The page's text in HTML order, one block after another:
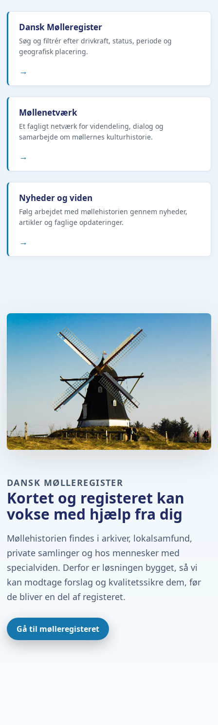
Dansk Mølleregister
Søg og filtrér efter drivkraft, status, periode og
geografisk placering.
→
Møllenetværk
Et fagligt netværk for videndeling, dialog og
samarbejde om møllernes kulturhistorie.
→
Nyheder og viden
Følg arbejdet med møllehistorien gennem nyheder,
artikler og faglige opdateringer.
→
DANSK MØLLEREGISTER
Kortet og registeret kan
vokse med hjælp fra dig
Møllehistorien findes i arkiver, lokalsamfund,
private samlinger og hos mennesker med
specialviden. Derfor er løsningen bygget, så vi
kan modtage forslag og kvalitetssikre dem, før
de bliver en del af registeret.
Gå til mølleregisteret